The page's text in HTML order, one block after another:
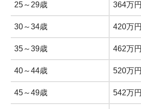
25～29歳 364万円
30～34歳 420万円
35～39歳 462万円
40～44歳 520万円
45～49歳 542万円